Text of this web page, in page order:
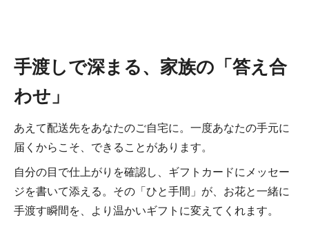
手渡しで深まる、家族の「答え合
わせ」
あえて配送先をあなたのご自宅に。一度あなたの手元に
届くからこそ、できることがあります。
自分の目で仕上がりを確認し、ギフトカードにメッセー
ジを書いて添える。その「ひと手間」が、お花と一緒に
手渡す瞬間を、より温かいギフトに変えてくれます。